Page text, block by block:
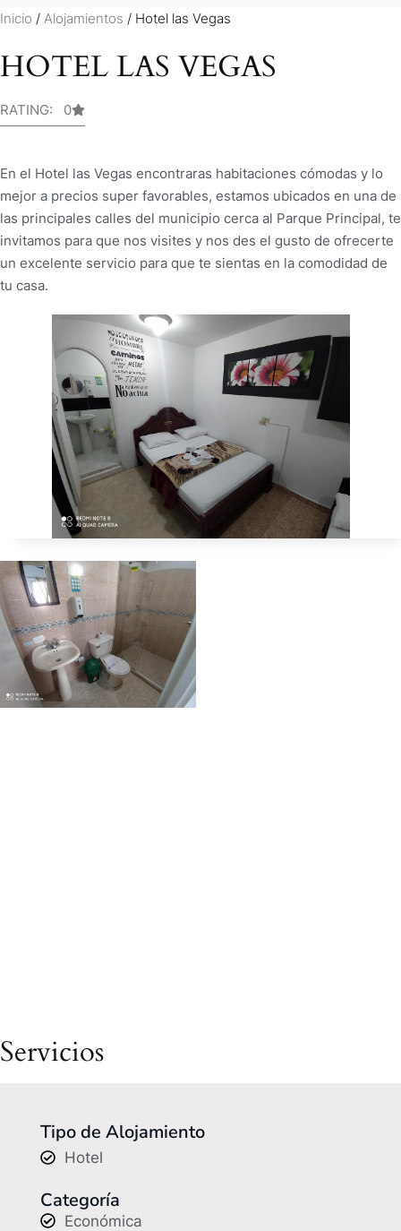
Inicio / Alojamientos / Hotel las Vegas
HOTEL LAS VEGAS
RATING: 0
En el Hotel las Vegas encontraras habitaciones cómodas y lo
mejor a precios super favorables, estamos ubicados en una de
las principales calles del municipio cerca al Parque Principal, te
invitamos para que nos visites y nos des el gusto de ofrecerte
un excelente servicio para que te sientas en la comodidad de
tu casa.
Servicios
Tipo de Alojamiento
Hotel
Categoría
Económica